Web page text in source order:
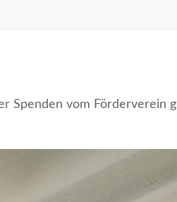
Spenden vom Förderverein